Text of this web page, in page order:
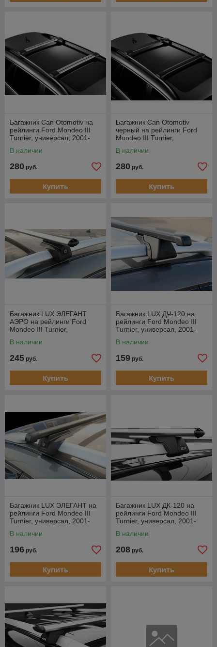
Багажник Can Otomotiv на
рейлинги Ford Mondeo III
Turnier, универсал, 2001-
В наличии
280 руб.
Купить
Багажник Can Otomotiv
черный на рейлинги Ford
Mondeo III Turnier,
В наличии
280 руб.
Купить
Багажник LUX ЭЛЕГАНТ
АЭРО на рейлинги Ford
Mondeo III Turnier,
В наличии
245 руб.
Купить
Багажник LUX ДЧ-120 на
рейлинги Ford Mondeo III
Turnier, универсал, 2001-
В наличии
159 руб.
Купить
Багажник LUX ЭЛЕГАНТ на
рейлинги Ford Mondeo III
Turnier, универсал, 2001-
В наличии
196 руб.
Купить
Багажник LUX ДК-120 на
рейлинги Ford Mondeo III
Turnier, универсал, 2001-
В наличии
208 руб.
Купить